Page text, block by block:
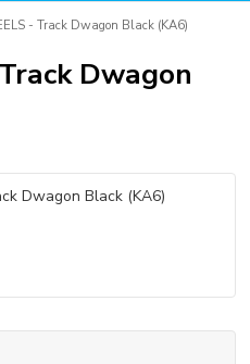
- Track Dwagon Black (KA6)
Dwagon